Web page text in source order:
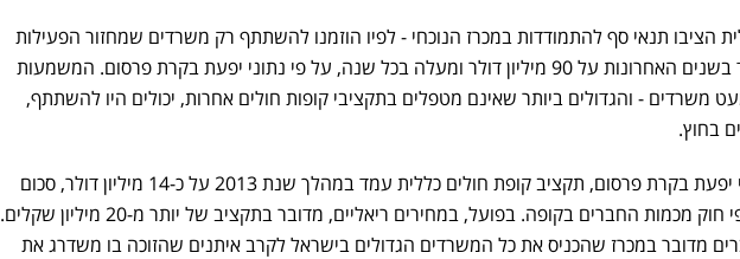
הציבו תנאי סף להתמודדות במכרז הנוכחי - לפיו הוזמנו להשתתף רק משרדים שמחזור הפעילות
שלהם עמד בשנים האחרונות על 90 מיליון דולר ומעלה בכל שנה, על פי נתוני יפעת בקרת פרסום. המשמעות
משרדים - והגדולים ביותר שאינם מטפלים בתקציבי קופות חולים אחרות, יכולים היו להשתתף,
בחוץ.
על פי נתוני יפעת בקרת פרסום, תקציב קופת חולים כללית עמד במהלך שנת 2013 על כ-14 מיליון דולר, סכום
שנגזר על פי חוק מכמות החברים בקופה. בפועל, במחירים ריאליים, מדובר בתקציב של יותר מ-20 מיליון שקלים.
מדובר במכרז שהכניס את כל המשרדים הגדולים בישראל לקרב איתנים שהזוכה בו משדרג את